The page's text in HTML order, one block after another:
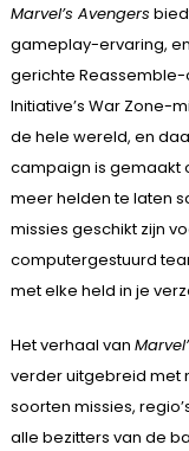
Marvel’s Avengers
gameplay-ervaring,
gerichte
Initiative’s War Zone-
de hele wereld, en
campaign is gemaakt
meer helden te laten
missies geschikt zijn
computergestuurd
met elke held in je
Het verhaal van
verder uitgebreid met
soorten missies,
alle bezitters van de